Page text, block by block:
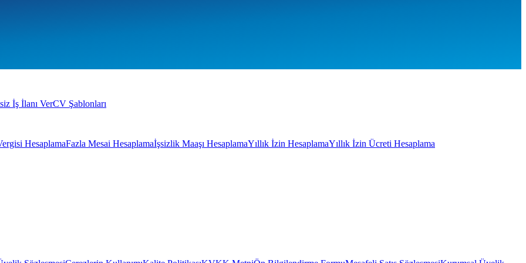
İş İlanı VerCV Şablonları
HesaplamaFazla Mesai Hesaplamaİşsizlik Maaşı HesaplamaYıllık İzin HesaplamaYıllık İzin Ücreti Hesaplama